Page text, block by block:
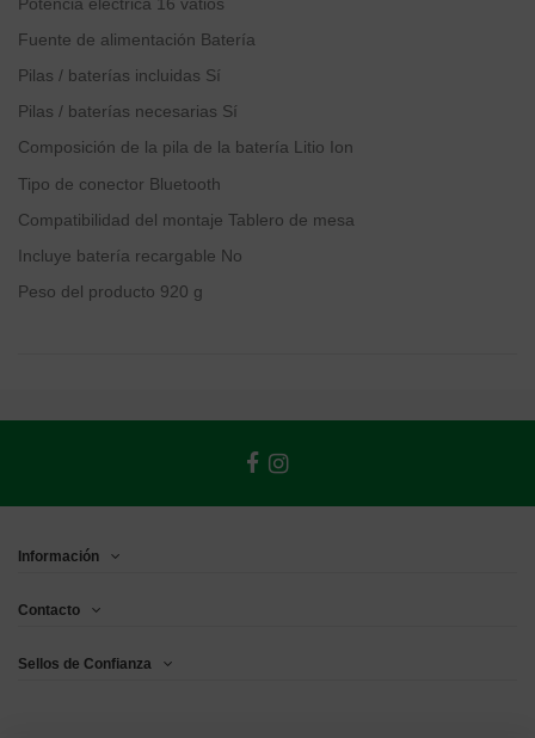
Fuente de alimentación ‎Batería
Pilas / baterías incluidas ‎Sí
Pilas / baterías necesarias ‎Sí
Composición de la pila de la batería ‎Litio Ion
Tipo de conector ‎Bluetooth
Compatibilidad del montaje ‎Tablero de mesa
Incluye batería recargable ‎No
Peso del producto ‎920 g
Información
Contacto
Sellos de Confianza